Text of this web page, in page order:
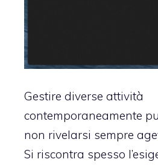
Gestire diverse attività
contemporaneamente
non rivelarsi sempre
Si riscontra spesso